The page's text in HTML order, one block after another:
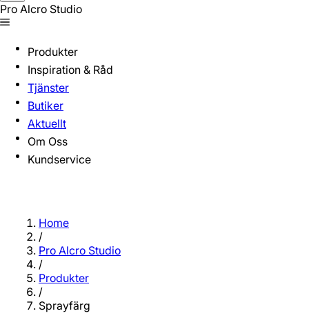
Pro Alcro Studio
Produkter
Inspiration & Råd
Tjänster
Butiker
Aktuellt
Om Oss
Kundservice
Home
/
Pro Alcro Studio
/
Produkter
/
Sprayfärg